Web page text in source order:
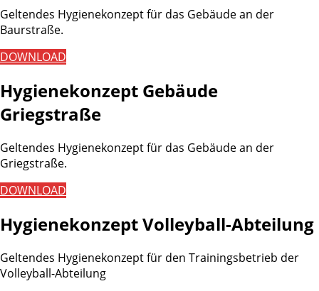
Geltendes Hygienekonzept für das Gebäude an der
Baurstraße.
DOWNLOAD
Hygienekonzept Gebäude
Griegstraße
Geltendes Hygienekonzept für das Gebäude an der
Griegstraße.
DOWNLOAD
Hygienekonzept Volleyball-Abteilung
Geltendes Hygienekonzept für den Trainingsbetrieb der
Volleyball-Abteilung